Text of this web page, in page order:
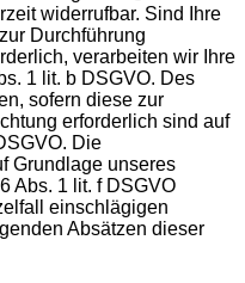
widerrufbar. Sind Ihre
Durchführung
verarbeiten wir Ihre
1 lit. b DSGVO. Des
sofern diese zur
erforderlich sind auf
Die
Grundlage unseres
Abs. 1 lit. f DSGVO
einschlägigen
Absätzen dieser